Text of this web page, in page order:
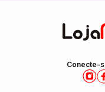
Conecte-